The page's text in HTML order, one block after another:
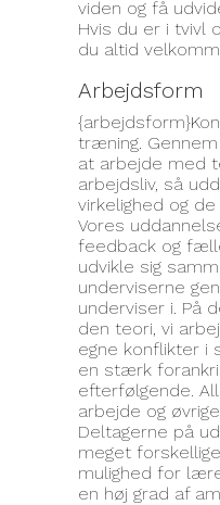
viden og få
Hvis du er i tvivl
du altid
Arbejdsform
træning.
at arbejde med
arbejdsliv, så
virkelighed og
Vores
feedback og
udvikle sig
underviserne
underviser i. På
den teori, vi
egne konflikter i
en stærk
efterfølgende.
arbejde og øvrige
Deltagerne på
meget
mulighed for
en høj grad af